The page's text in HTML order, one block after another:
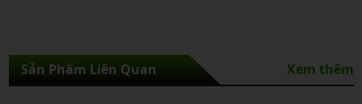
Sản Phẩm Liên Quan Xem thêm